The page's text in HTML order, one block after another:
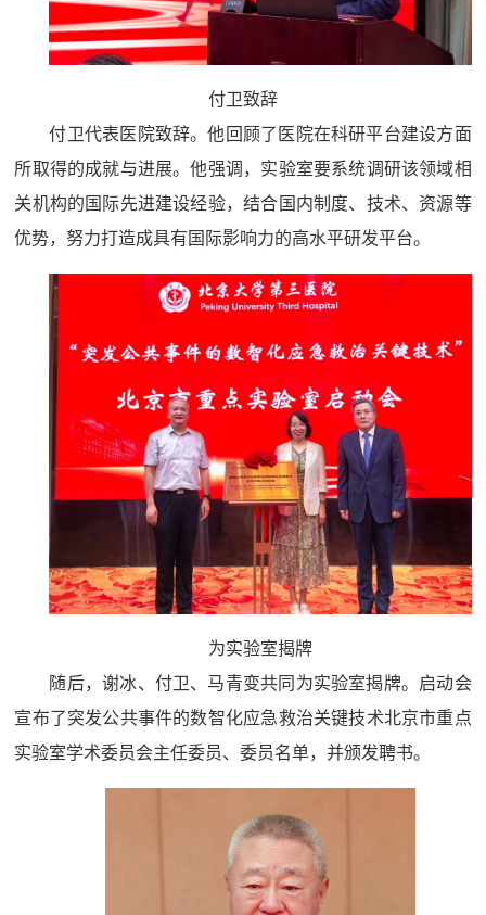
付卫致辞
付卫代表医院致辞。他回顾了医院在科研平台建设方面
所取得的成就与进展。他强调，实验室要系统调研该领域相
关机构的国际先进建设经验，结合国内制度、技术、资源等
优势，努力打造成具有国际影响力的高水平研发平台。
为实验室揭牌
随后，谢冰、付卫、马青变共同为实验室揭牌。启动会
宣布了突发公共事件的数智化应急救治关键技术北京市重点
实验室学术委员会主任委员、委员名单，并颁发聘书。